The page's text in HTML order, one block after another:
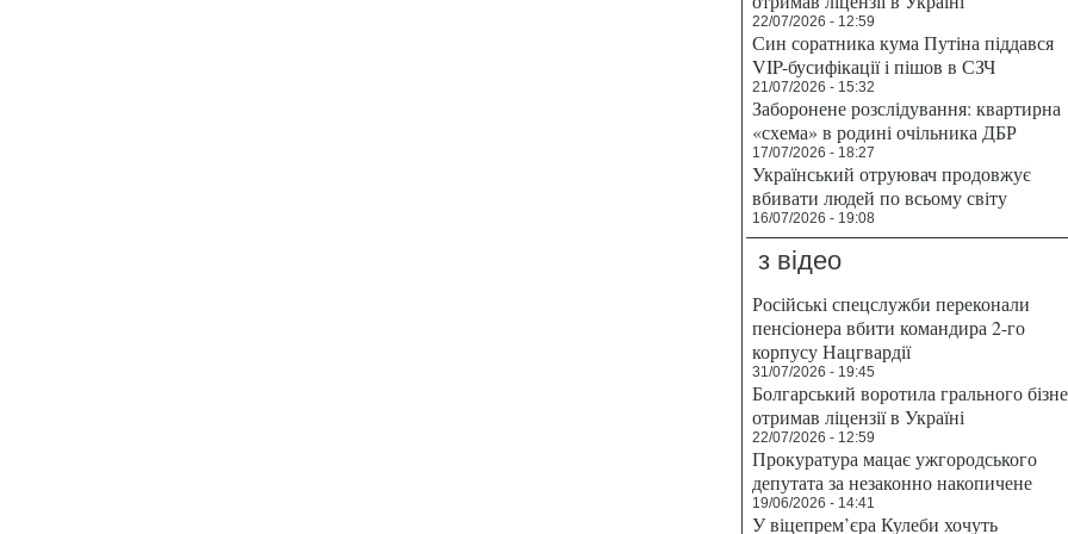
22/07/2026 - 12:59
Син соратника кума Путіна піддався
VIP-бусифікації і пішов в СЗЧ
21/07/2026 - 15:32
Заборонене розслідування: квартирна
«схема» в родині очільника ДБР
17/07/2026 - 18:27
Український отруювач продовжує
вбивати людей по всьому світу
16/07/2026 - 19:08
з відео
Російські спецслужби переконали
пенсіонера вбити командира 2-го
корпусу Нацгвардії
31/07/2026 - 19:45
Болгарський воротила грального
отримав ліцензії в Україні
22/07/2026 - 12:59
Прокуратура мацає ужгородського
депутата за незаконно накопичене
19/06/2026 - 14:41
У віцепрем’єра Кулеби хочуть